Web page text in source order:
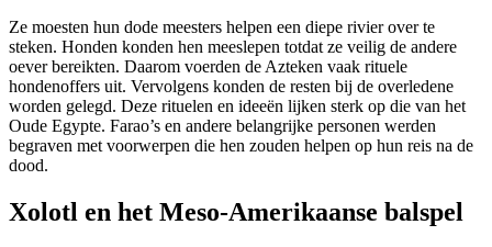
Ze moesten hun dode meesters helpen een diepe rivier over te
steken. Honden konden hen meeslepen totdat ze veilig de andere
oever bereikten. Daarom voerden de Azteken vaak rituele
hondenoffers uit. Vervolgens konden de resten bij de overledene
worden gelegd. Deze rituelen en ideeën lijken sterk op die van het
Oude Egypte. Farao’s en andere belangrijke personen werden
begraven met voorwerpen die hen zouden helpen op hun reis na de
dood.
Xolotl en het Meso-Amerikaanse balspel